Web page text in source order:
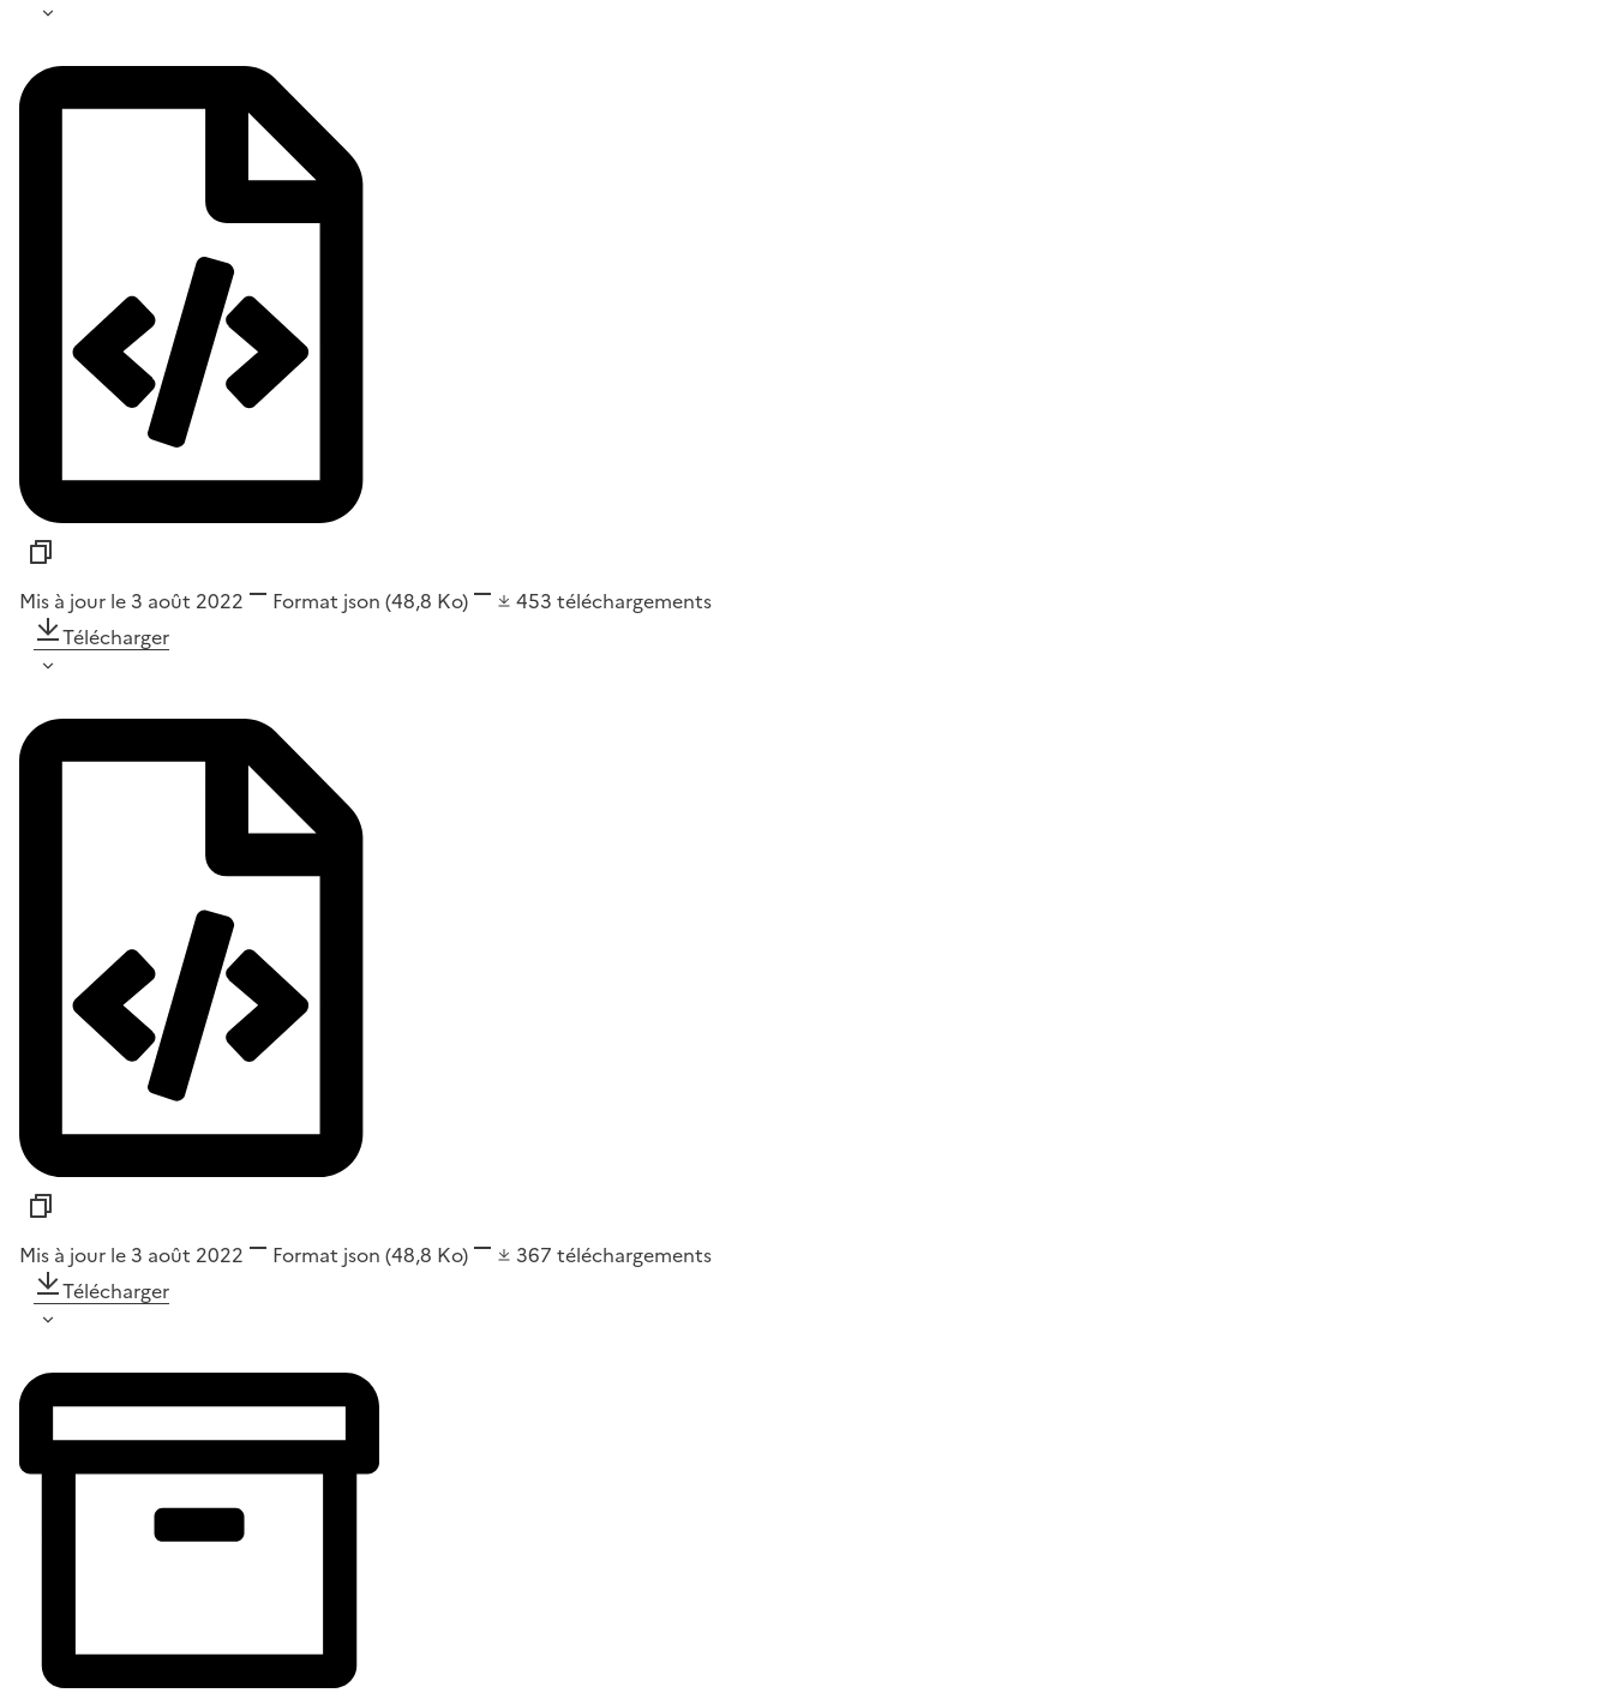
Mis à jour le 3 août 2022 Format json (48,8 Ko) 453 téléchargements
Télécharger
Mis à jour le 3 août 2022 Format json (48,8 Ko) 367 téléchargements
Télécharger